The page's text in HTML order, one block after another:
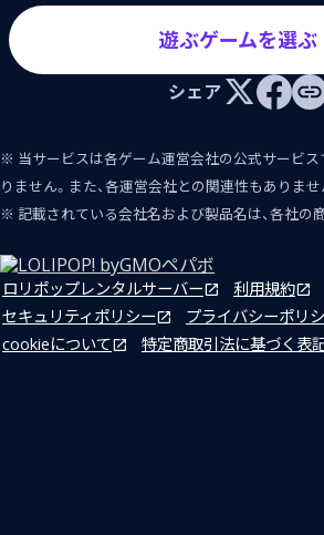
遊ぶゲームを選ぶ
シェア
※ 当サービスは各ゲーム運営会社の公式サービス
りません。また、各運営会社との関連性もありませ
※ 記載されている会社名および製品名は、各社の
ロリポップレンタルサーバー
利用規約
セキュリティポリシー
プライバシーポリ
cookieについて
特定商取引法に基づく表